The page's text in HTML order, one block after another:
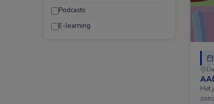
Podcasts
E-learning
Het